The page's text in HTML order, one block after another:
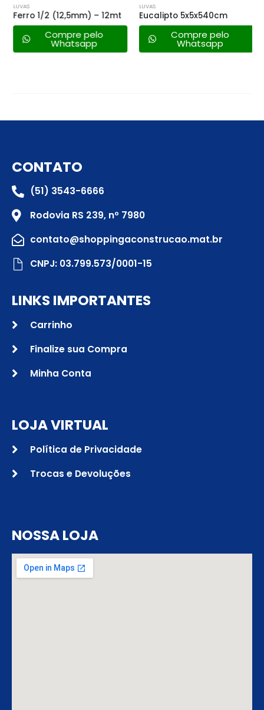
LUVAS
Ferro 1/2 (12,5mm) – 12mt
Compre pelo
Whatsapp
LUVAS
Eucalipto 5x5x540cm
Compre pelo
Whatsapp
CONTATO
(51) 3543-6666
Rodovia RS 239, nº 7980
contato@shoppingaconstrucao.mat.br
CNPJ: 03.799.573/0001-15
LINKS IMPORTANTES
Carrinho
Finalize sua Compra
Minha Conta
LOJA VIRTUAL
Política de Privacidade
Trocas e Devoluções
NOSSA LOJA